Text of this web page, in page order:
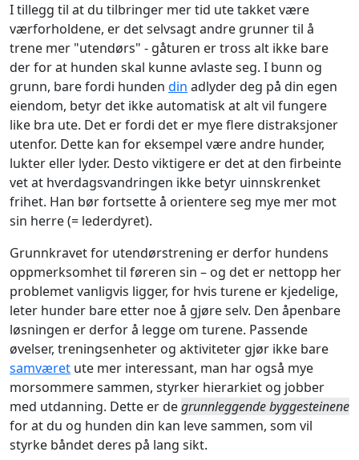
I tillegg til at du tilbringer mer tid ute takket være
værforholdene, er det selvsagt andre grunner til å
trene mer "utendørs" - gåturen er tross alt ikke bare
der for at hunden skal kunne avlaste seg. I bunn og
grunn, bare fordi hunden din adlyder deg på din egen
eiendom, betyr det ikke automatisk at alt vil fungere
like bra ute. Det er fordi det er mye flere distraksjoner
utenfor. Dette kan for eksempel være andre hunder,
lukter eller lyder. Desto viktigere er det at den firbeinte
vet at hverdagsvandringen ikke betyr uinnskrenket
frihet. Han bør fortsette å orientere seg mye mer mot
sin herre (= lederdyret).
Grunnkravet for utendørstrening er derfor hundens
oppmerksomhet til føreren sin – og det er nettopp her
problemet vanligvis ligger, for hvis turene er kjedelige,
leter hunder bare etter noe å gjøre selv. Den åpenbare
løsningen er derfor å legge om turene. Passende
øvelser, treningsenheter og aktiviteter gjør ikke bare
samværet ute mer interessant, man har også mye
morsommere sammen, styrker hierarkiet og jobber
med utdanning. Dette er degrunnleggende byggesteinene
for at du og hunden din kan leve sammen, som vil
styrke båndet deres på lang sikt.